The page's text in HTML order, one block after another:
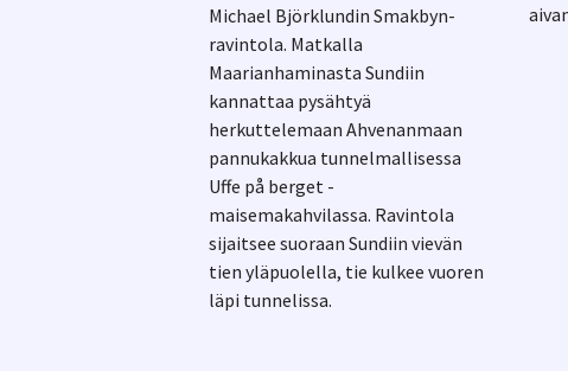
Michael Björklundin Smakbyn-
ravintola. Matkalla
Maarianhaminasta Sundiin
kannattaa pysähtyä
herkuttelemaan Ahvenanmaan
pannukakkua tunnelmallisessa
Uffe på berget -
maisemakahvilassa. Ravintola
sijaitsee suoraan Sundiin vievän
tien yläpuolella, tie kulkee vuoren
läpi tunnelissa.